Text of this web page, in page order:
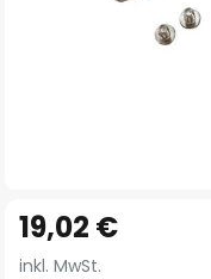
Anfang
der
19,02 €
inkl. MwSt.